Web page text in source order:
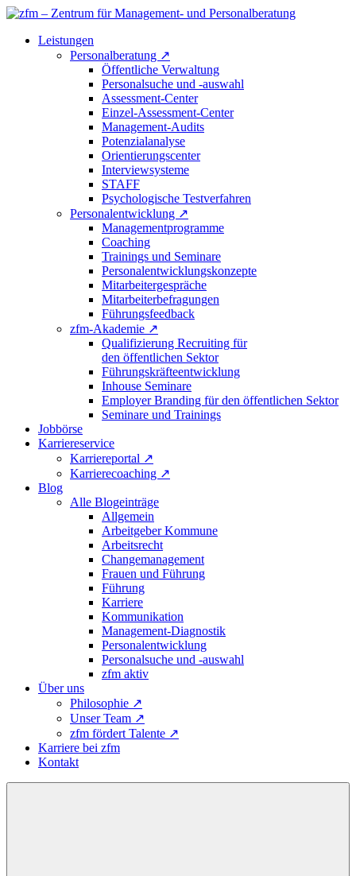
Leistungen
Personalberatung ↗
Öffentliche Verwaltung
Personalsuche und -auswahl
Assessment-Center
Einzel-Assessment-Center
Management-Audits
Potenzialanalyse
Orientierungscenter
Interviewsysteme
STAFF
Psychologische Testverfahren
Personalentwicklung ↗
Managementprogramme
Coaching
Trainings und Seminare
Personalentwicklungskonzepte
Mitarbeitergespräche
Mitarbeiterbefragungen
Führungsfeedback
zfm-Akademie ↗
Qualifizierung Recruiting für
den öffentlichen Sektor
Führungskräfteentwicklung
Inhouse Seminare
Employer Branding für den öffentlichen Sektor
Seminare und Trainings
Jobbörse
Karriereservice
Karriereportal ↗
Karrierecoaching ↗
Blog
Alle Blogeinträge
Allgemein
Arbeitgeber Kommune
Arbeitsrecht
Changemanagement
Frauen und Führung
Führung
Karriere
Kommunikation
Management-Diagnostik
Personalentwicklung
Personalsuche und -auswahl
zfm aktiv
Über uns
Philosophie ↗
Unser Team ↗
zfm fördert Talente ↗
Karriere bei zfm
Kontakt